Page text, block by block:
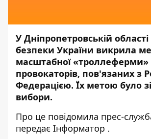
У Дніпропетровській
безпеки України викрила
масштабної «троллеферми»
провокаторів, пов'язаних з
Федерацією. Їх метою було
вибори.
Про це повідомила прес-
передає Інформатор .